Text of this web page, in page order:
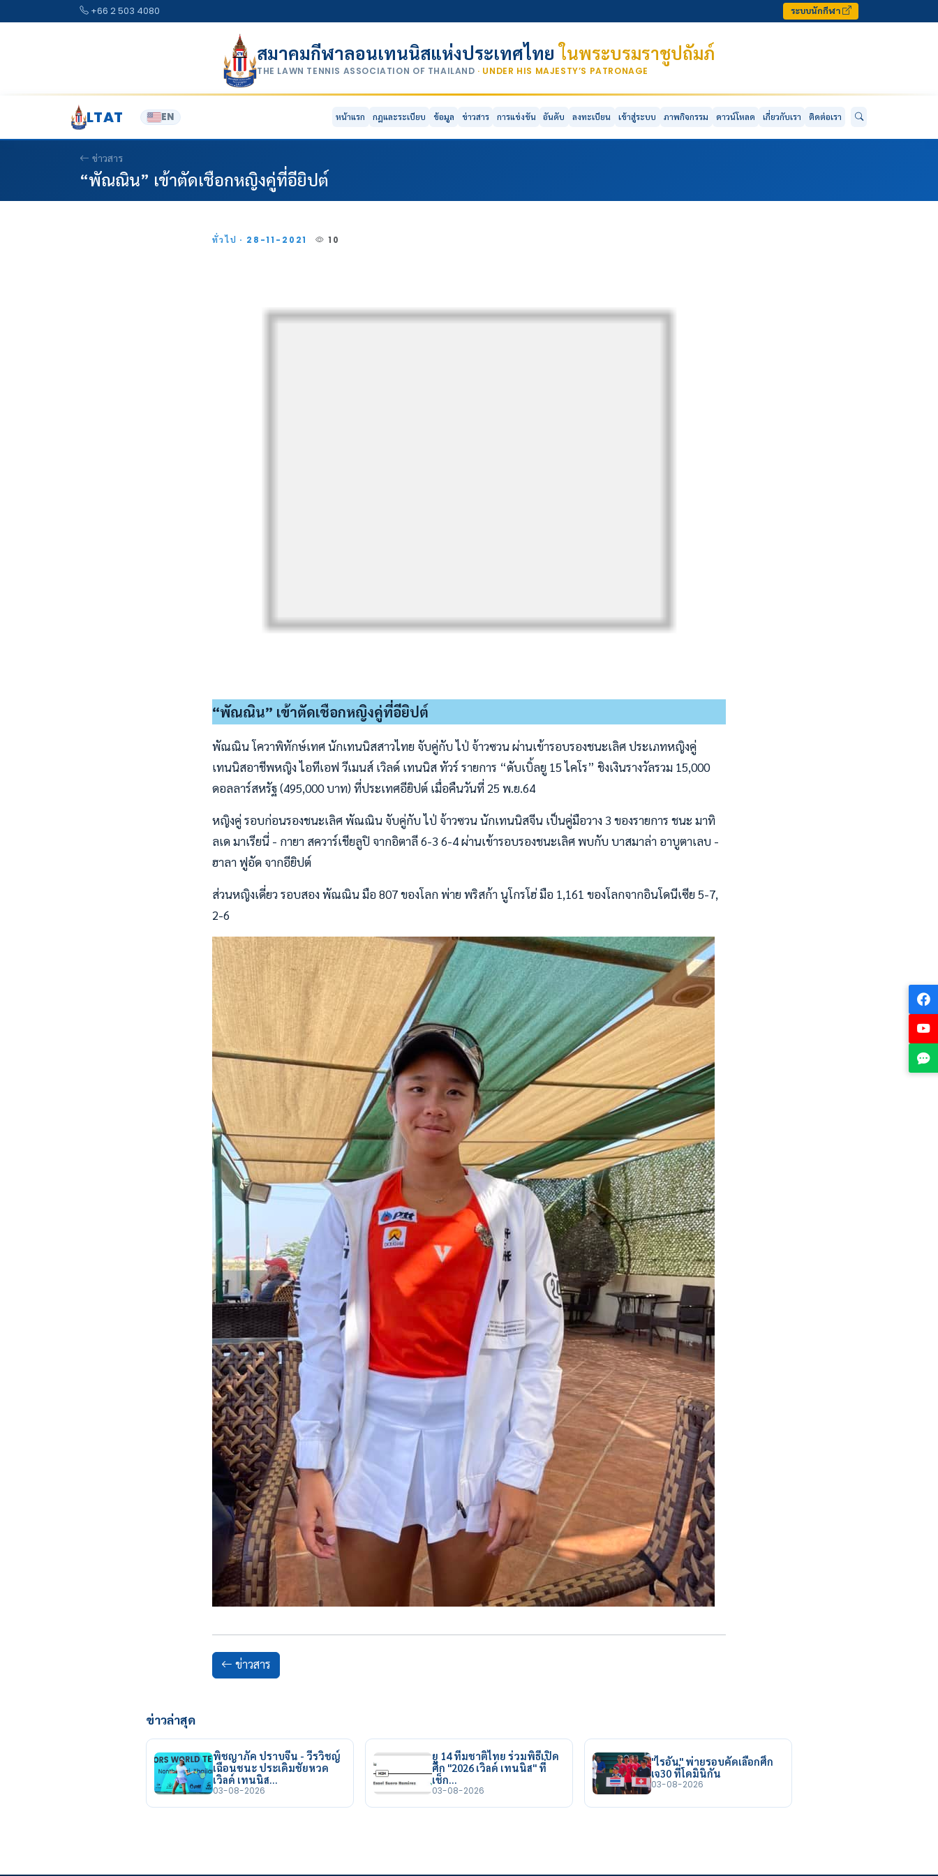
+66 2 503 4080 ระบบนักกีฬา
สมาคมกีฬาลอนเทนนิสแห่งประเทศไทยในพระบรมราชูปถัมภ์
THE LAWN TENNIS ASSOCIATION OF THAILAND · UNDER HIS MAJESTY’S PATRONAGE
LTAT EN หน้าแรก กฎและระเบียบ ข้อมูล ข่าวสาร การแข่งขัน อันดับ ลงทะเบียน เข้าสู่ระบบ ภาพกิจกรรม ดาวน์โหลด เกี่ยวกับเรา ติดต่อเรา
ข่าวสาร
“พัณณิน” เข้าตัดเชือกหญิงคู่ที่อียิปต์
ทั่วไป · 28-11-2021 10
“พัณณิน” เข้าตัดเชือกหญิงคู่ที่อียิปต์
พัณณิน โควาพิทักษ์เทศ นักเทนนิสสาวไทย จับคู่กับ ไป่ จ้าวซวน ผ่านเข้ารอบรองชนะเลิศ ประเภทหญิงคู่
เทนนิสอาชีพหญิง ไอทีเอฟ วีเมนส์ เวิลด์ เทนนิส ทัวร์ รายการ “ดับเบิ้ลยู 15 ไคโร” ชิงเงินรางวัลรวม 15,000
ดอลลาร์สหรัฐ (495,000 บาท) ที่ประเทศอียิปต์ เมื่อคืนวันที่ 25 พ.ย.64
หญิงคู่ รอบก่อนรองชนะเลิศ พัณณิน จับคู่กับ ไป่ จ้าวซวน นักเทนนิสจีน เป็นคู่มือวาง 3 ของรายการ ชนะ มาทิ
ลเด มาเรียนี่ - กายา สควาร์เชียลูปิ จากอิตาลี 6-3 6-4 ผ่านเข้ารอบรองชนะเลิศ พบกับ บาสมาล่า อาบูตาเลบ -
ฮาลา ฟูอัด จากอียิปต์
ส่วนหญิงเดี่ยว รอบสอง พัณณิน มือ 807 ของโลก พ่าย พริสก้า นูโกรโฮ่ มือ 1,161 ของโลกจากอินโดนีเซีย 5-7,
2-6
ข่าวสาร
ข่าวล่าสุด
พิชญาภัค ปราบจีน - วีรวิชญ์
เฉือนชนะ ประเดิมชัยหวด
เวิลด์ เทนนิส…
03-08-2026
ยู 14 ทีมชาติไทย ร่วมพิธีเปิด
ศึก "2026 เวิลด์ เทนนิส" ที่
เช็ก…
03-08-2026
"ไรอัน" พ่ายรอบคัดเลือกศึก
เจ30 ที่โดมินิกัน
03-08-2026